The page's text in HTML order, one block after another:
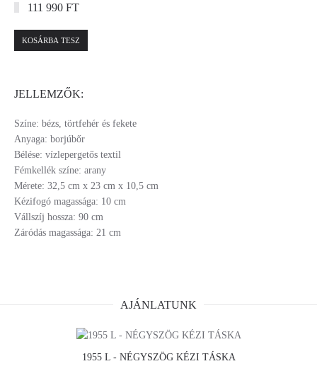
111 990 FT
KOSÁRBA TESZ
JELLEMZŐK:
Színe: bézs, törtfehér és fekete
Anyaga: borjúbőr
Bélése: vízlepergetős textil
Fémkellék színe: arany
Mérete: 32,5 cm x 23 cm x 10,5 cm
Kézifogó magassága: 10 cm
Vállszíj hossza: 90 cm
Záródás magassága: 21 cm
AJÁNLATUNK
1955 L - NÉGYSZÖG KÉZI TÁSKA